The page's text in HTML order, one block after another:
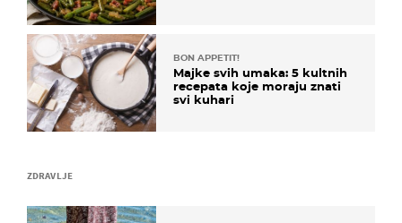
ZDRAVLJE
BON APPETIT!
Majke svih umaka: 5 kultnih
recepata koje moraju znati
svi kuhari